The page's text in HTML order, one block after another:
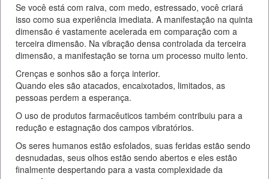
Se você está com raiva, com medo, estressado, você criará
isso como sua experiência imediata. A manifestação na quinta
dimensão é vastamente acelerada em comparação com a
terceira dimensão. Na vibração densa controlada da terceira
dimensão, a manifestação se torna um processo muito lento.
Crenças e sonhos são a força interior.
Quando eles são atacados, encaixotados, limitados, as
pessoas perdem a esperança.
O uso de produtos farmacêuticos também contribuiu para a
redução e estagnação dos campos vibratórios.
Os seres humanos estão esfolados, suas feridas estão sendo
desnudadas, seus olhos estão sendo abertos e eles estão
finalmente despertando para a vasta complexidade da